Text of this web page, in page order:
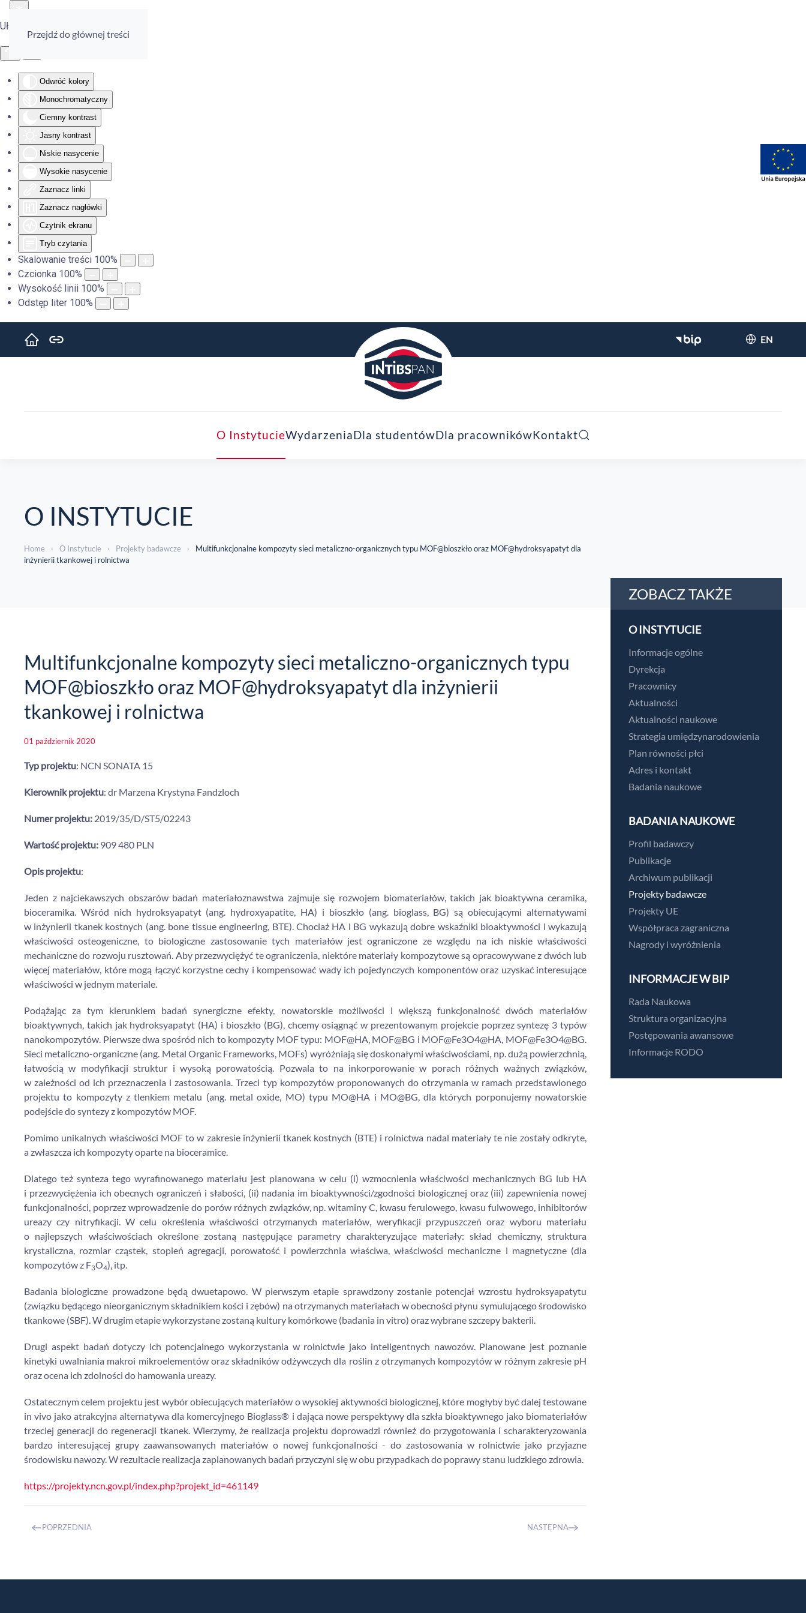
Ułatwienia dostępu
Odwróć kolory
Monochromatyczny
Ciemny kontrast
Jasny kontrast
Niskie nasycenie
Wysokie nasycenie
Zaznacz linki
Zaznacz nagłówki
Czytnik ekranu
Tryb czytania
Skalowanie treści 100%
Czcionka 100%
Wysokość linii 100%
Odstęp liter 100%
Przejdź do głównej treści
EN
O InstytucieWydarzeniaDla studentówDla pracownikówKontakt
O INSTYTUCIE
Home O Instytucie Projekty badawcze
Multifunkcjonalne kompozyty sieci metaliczno-organicznych typu MOF@bioszkło oraz MOF@hydroksyapatyt dla
inżynierii tkankowej i rolnictwa
Multifunkcjonalne kompozyty sieci metaliczno-organicznych typu
MOF@bioszkło oraz MOF@hydroksyapatyt dla inżynierii
tkankowej i rolnictwa
01 październik 2020
Typ projektu: NCN SONATA 15
Kierownik projektu: dr Marzena Krystyna Fandzloch
Numer projektu: 2019/35/D/ST5/02243
Wartość projektu: 909 480 PLN
Opis projektu:
Jeden z najciekawszych obszarów badań materiałoznawstwa zajmuje się rozwojem biomateriałów, takich jak bioaktywna ceramika,
bioceramika. Wśród nich hydroksyapatyt (ang. hydroxyapatite, HA) i bioszkło (ang. bioglass, BG) są obiecującymi alternatywami
w inżynierii tkanek kostnych (ang. bone tissue engineering, BTE). Chociaż HA i BG wykazują dobre wskaźniki bioaktywności i wykazują
właściwości osteogeniczne, to biologiczne zastosowanie tych materiałów jest ograniczone ze względu na ich niskie właściwości
mechaniczne do rozwoju rusztowań. Aby przezwyciężyć te ograniczenia, niektóre materiały kompozytowe są opracowywane z dwóch lub
więcej materiałów, które mogą łączyć korzystne cechy i kompensować wady ich pojedynczych komponentów oraz uzyskać interesujące
właściwości w jednym materiale.
Podążając za tym kierunkiem badań synergiczne efekty, nowatorskie możliwości i większą funkcjonalność dwóch materiałów
bioaktywnych, takich jak hydroksyapatyt (HA) i bioszkło (BG), chcemy osiągnąć w prezentowanym projekcie poprzez syntezę 3 typów
nanokompozytów. Pierwsze dwa spośród nich to kompozyty MOF typu: MOF@HA, MOF@BG i MOF@Fe3O4@HA, MOF@Fe3O4@BG.
Sieci metaliczno-organiczne (ang. Metal Organic Frameworks, MOFs) wyróżniają się doskonałymi właściwościami, np. dużą powierzchnią,
łatwością w modyfikacji struktur i wysoką porowatością. Pozwala to na inkorporowanie w porach różnych ważnych związków,
w zależności od ich przeznaczenia i zastosowania. Trzeci typ kompozytów proponowanych do otrzymania w ramach przedstawionego
projektu to kompozyty z tlenkiem metalu (ang. metal oxide, MO) typu MO@HA i MO@BG, dla których porponujemy nowatorskie
podejście do syntezy z kompozytów MOF.
Pomimo unikalnych właściwości MOF to w zakresie inżynierii tkanek kostnych (BTE) i rolnictwa nadal materiały te nie zostały odkryte,
a zwłaszcza ich kompozyty oparte na bioceramice.
Dlatego też synteza tego wyrafinowanego materiału jest planowana w celu (i) wzmocnienia właściwości mechanicznych BG lub HA
i przezwyciężenia ich obecnych ograniczeń i słabości, (ii) nadania im bioaktywności/zgodności biologicznej oraz (iii) zapewnienia nowej
funkcjonalności, poprzez wprowadzenie do porów różnych związków, np. witaminy C, kwasu ferulowego, kwasu fulwowego, inhibitorów
ureazy czy nitryfikacji. W celu określenia właściwości otrzymanych materiałów, weryfikacji przypuszczeń oraz wyboru materiału
o najlepszych właściwościach określone zostaną następujące parametry charakteryzujące materiały: skład chemiczny, struktura
krystaliczna, rozmiar cząstek, stopień agregacji, porowatość i powierzchnia właściwa, właściwości mechaniczne i magnetyczne (dla
kompozytów z F3O4), itp.
Badania biologiczne prowadzone będą dwuetapowo. W pierwszym etapie sprawdzony zostanie potencjał wzrostu hydroksyapatytu
(związku będącego nieorganicznym składnikiem kości i zębów) na otrzymanych materiałach w obecności płynu symulującego środowisko
tkankowe (SBF). W drugim etapie wykorzystane zostaną kultury komórkowe (badania in vitro) oraz wybrane szczepy bakterii.
Drugi aspekt badań dotyczy ich potencjalnego wykorzystania w rolnictwie jako inteligentnych nawozów. Planowane jest poznanie
kinetyki uwalniania makroi mikroelementów oraz składników odżywczych dla roślin z otrzymanych kompozytów w różnym zakresie pH
oraz ocena ich zdolności do hamowania ureazy.
Ostatecznym celem projektu jest wybór obiecujących materiałów o wysokiej aktywności biologicznej, które mogłyby być dalej testowane
in vivo jako atrakcyjna alternatywa dla komercyjnego Bioglass® i dająca nowe perspektywy dla szkła bioaktywnego jako biomateriałów
trzeciej generacji do regeneracji tkanek. Wierzymy, że realizacja projektu doprowadzi również do przygotowania i scharakteryzowania
bardzo interesującej grupy zaawansowanych materiałów o nowej funkcjonalności - do zastosowania w rolnictwie jako przyjazne
środowisku nawozy. W rezultacie realizacja zaplanowanych badań przyczyni się w obu przypadkach do poprawy stanu ludzkiego zdrowia.
https://projekty.ncn.gov.pl/index.php?projekt_id=461149
POPRZEDNIA NASTĘPNA
ZOBACZ TAKŻE
O INSTYTUCIE
Informacje ogólne
Dyrekcja
Pracownicy
Aktualności
Aktualności naukowe
Strategia umiędzynarodowienia
Plan równości płci
Adres i kontakt
Badania naukowe
BADANIA NAUKOWE
Profil badawczy
Publikacje
Archiwum publikacji
Projekty badawcze
Projekty UE
Współpraca zagraniczna
Nagrody i wyróżnienia
INFORMACJE W BIP
Rada Naukowa
Struktura organizacyjna
Postępowania awansowe
Informacje RODO